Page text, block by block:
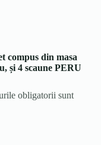
compus din masa
și 4 scaune PERU
obligatorii sunt